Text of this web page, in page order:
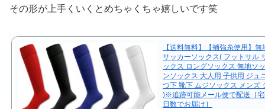
その形が上手くいくとめちゃくちゃ嬉しいです笑
【送料無料】【補強糸使用】無
サッカーソックス( フットサル
ックス ロングソックス 無地ソ
ンソックス 大人用 子供用 ジュ
つ下 靴下 ムジソックス メンズ
)※追跡可能メール便で配送［
日数でお届け］